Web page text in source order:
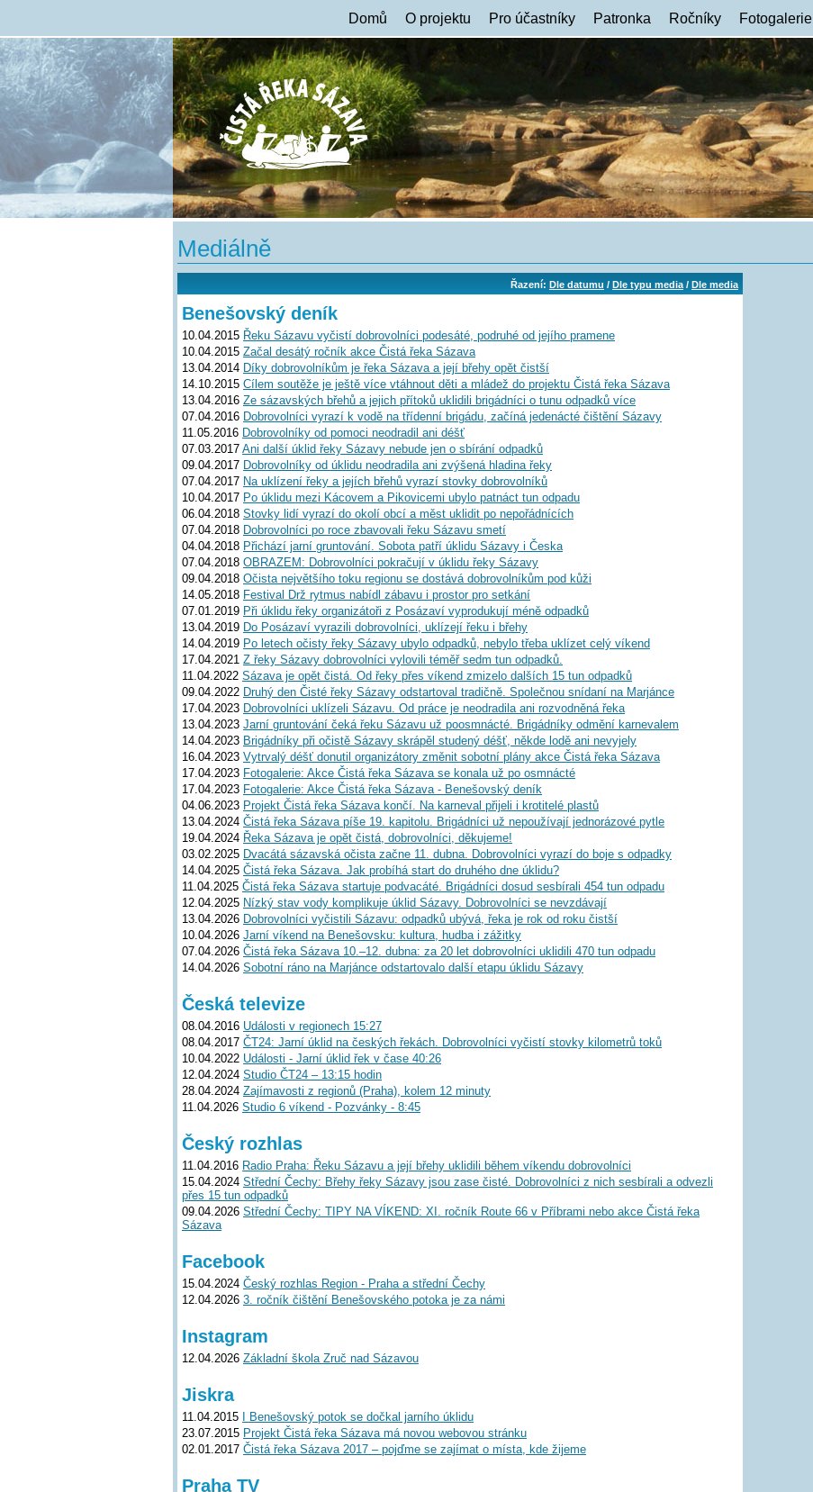
Domů O projektu Pro účastníky Patronka Ročníky Fotogalerie
Mediálně
Řazení: Dle datumu / Dle typu media / Dle media
Benešovský deník
10.04.2015 Řeku Sázavu vyčistí dobrovolníci podesáté, podruhé od jejího pramene
10.04.2015 Začal desátý ročník akce Čistá řeka Sázava
13.04.2014 Díky dobrovolníkům je řeka Sázava a její břehy opět čistší
14.10.2015 Cílem soutěže je ještě více vtáhnout děti a mládež do projektu Čistá řeka Sázava
13.04.2016 Ze sázavských břehů a jejich přítoků uklidili brigádníci o tunu odpadků více
07.04.2016 Dobrovolníci vyrazí k vodě na třídenní brigádu, začíná jedenácté čištění Sázavy
11.05.2016 Dobrovolníky od pomoci neodradil ani déšť
07.03.2017 Ani další úklid řeky Sázavy nebude jen o sbírání odpadků
09.04.2017 Dobrovolníky od úklidu neodradila ani zvýšená hladina řeky
07.04.2017 Na uklízení řeky a jejích břehů vyrazí stovky dobrovolníků
10.04.2017 Po úklidu mezi Kácovem a Pikovicemi ubylo patnáct tun odpadu
06.04.2018 Stovky lidí vyrazí do okolí obcí a měst uklidit po nepořádnících
07.04.2018 Dobrovolníci po roce zbavovali řeku Sázavu smetí
04.04.2018 Přichází jarní gruntování. Sobota patří úklidu Sázavy i Česka
07.04.2018 OBRAZEM: Dobrovolníci pokračují v úklidu řeky Sázavy
09.04.2018 Očista největšího toku regionu se dostává dobrovolníkům pod kůži
14.05.2018 Festival Drž rytmus nabídl zábavu i prostor pro setkání
07.01.2019 Při úklidu řeky organizátoři z Posázaví vyprodukují méně odpadků
13.04.2019 Do Posázaví vyrazili dobrovolníci, uklízejí řeku i břehy
14.04.2019 Po letech očisty řeky Sázavy ubylo odpadků, nebylo třeba uklízet celý víkend
17.04.2021 Z řeky Sázavy dobrovolníci vylovili téměř sedm tun odpadků.
11.04.2022 Sázava je opět čistá. Od řeky přes víkend zmizelo dalších 15 tun odpadků
09.04.2022 Druhý den Čisté řeky Sázavy odstartoval tradičně. Společnou snídaní na Marjánce
17.04.2023 Dobrovolníci uklízeli Sázavu. Od práce je neodradila ani rozvodněná řeka
13.04.2023 Jarní gruntování čeká řeku Sázavu už poosmnácté. Brigádníky odmění karnevalem
14.04.2023 Brigádníky při očistě Sázavy skrápěl studený déšť, někde lodě ani nevyjely
16.04.2023 Vytrvalý déšť donutil organizátory změnit sobotní plány akce Čistá řeka Sázava
17.04.2023 Fotogalerie: Akce Čistá řeka Sázava se konala už po osmnácté
17.04.2023 Fotogalerie: Akce Čistá řeka Sázava - Benešovský deník
04.06.2023 Projekt Čistá řeka Sázava končí. Na karneval přijeli i krotitelé plastů
13.04.2024 Čistá řeka Sázava píše 19. kapitolu. Brigádníci už nepoužívají jednorázové pytle
19.04.2024 Řeka Sázava je opět čistá, dobrovolníci, děkujeme!
03.02.2025 Dvacátá sázavská očista začne 11. dubna. Dobrovolníci vyrazí do boje s odpadky
14.04.2025 Čistá řeka Sázava. Jak probíhá start do druhého dne úklidu?
11.04.2025 Čistá řeka Sázava startuje podvacáté. Brigádníci dosud sesbírali 454 tun odpadu
12.04.2025 Nízký stav vody komplikuje úklid Sázavy. Dobrovolníci se nevzdávají
13.04.2026 Dobrovolníci vyčistili Sázavu: odpadků ubývá, řeka je rok od roku čistší
10.04.2026 Jarní víkend na Benešovsku: kultura, hudba i zážitky
07.04.2026 Čistá řeka Sázava 10.–12. dubna: za 20 let dobrovolníci uklidili 470 tun odpadu
14.04.2026 Sobotní ráno na Marjánce odstartovalo další etapu úklidu Sázavy
Česká televize
08.04.2016 Události v regionech 15:27
08.04.2017 ČT24: Jarní úklid na českých řekách. Dobrovolníci vyčistí stovky kilometrů toků
10.04.2022 Události - Jarní úklid řek v čase 40:26
12.04.2024 Studio ČT24 – 13:15 hodin
28.04.2024 Zajímavosti z regionů (Praha), kolem 12 minuty
11.04.2026 Studio 6 víkend - Pozvánky - 8:45
Český rozhlas
11.04.2016 Radio Praha: Řeku Sázavu a její břehy uklidili během víkendu dobrovolníci
15.04.2024 Střední Čechy: Břehy řeky Sázavy jsou zase čisté. Dobrovolníci z nich sesbírali a odvezli
přes 15 tun odpadků
09.04.2026 Střední Čechy: TIPY NA VÍKEND: XI. ročník Route 66 v Příbrami nebo akce Čistá řeka
Sázava
Facebook
15.04.2024 Český rozhlas Region - Praha a střední Čechy
12.04.2026 3. ročník čištění Benešovského potoka je za námi
Instagram
12.04.2026 Základní škola Zruč nad Sázavou
Jiskra
11.04.2015
I Benešovský potok se dočkal jarního úklidu
23.07.2015 Projekt Čistá řeka Sázava má novou webovou stránku
02.01.2017 Čistá řeka Sázava 2017 – pojďme se zajímat o místa, kde žijeme
Praha TV